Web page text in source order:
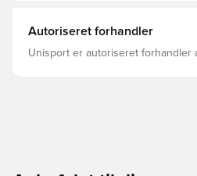
Autoriseret forhandler
Unisport er autoriseret forhandler